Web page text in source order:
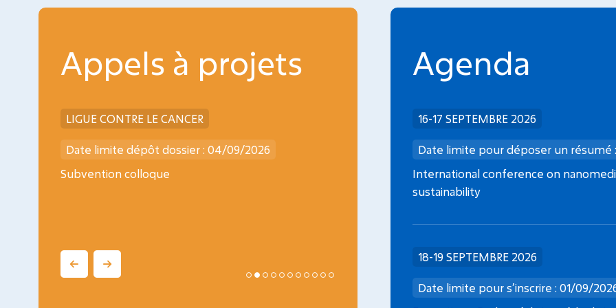
Appels à projets
LIGUE CONTRE LE CANCER
Date limite dépôt dossier : 04/09/2026
Subvention colloque
Date limite dépôt dossier : 08/09/2026
Médicaments de thérapie innovante en
Agenda
16-17 SEPTEMBRE 2026
Date limite pour déposer un résumé
International conference on
sustainability
18-19 SEPTEMBRE 2026
Date limite pour s’inscrire : 01/09/